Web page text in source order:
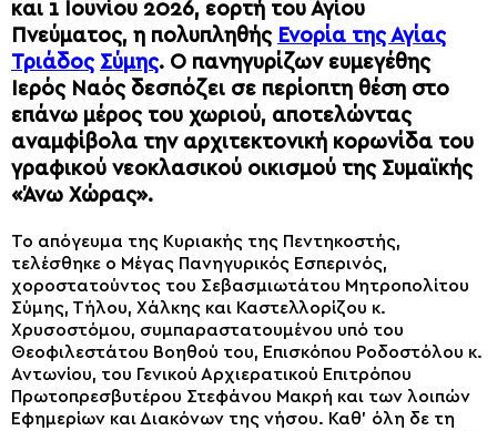
και 1 Ιουνίου 2026, εορτή του Αγίου
Πνεύματος, η πολυπληθής Ενορία της Αγίας
Τριάδος Σύμης. Ο πανηγυρίζων ευμεγέθης
Ιερός Ναός δεσπόζει σε περίοπτη θέση στο
επάνω μέρος του χωριού, αποτελώντας
αναμφίβολα την αρχιτεκτονική κορωνίδα του
γραφικού νεοκλασικού οικισμού της Συμαϊκής
«Άνω Χώρας».
Το απόγευμα της Κυριακής της Πεντηκοστής,
τελέσθηκε ο Μέγας Πανηγυρικός Εσπερινός,
χοροστατούντος του Σεβασμιωτάτου Μητροπολίτου
Σύμης, Τήλου, Χάλκης και Καστελλορίζου κ.
Χρυσοστόμου, συμπαραστατουμένου υπό του
Θεοφιλεστάτου Βοηθού του, Επισκόπου Ροδοστόλου κ.
Αντωνίου, του Γενικού Αρχιερατικού Επιτρόπου
Πρωτοπρεσβυτέρου Στεφάνου Μακρή και των λοιπών
Εφημερίων και Διακόνων της νήσου. Καθ’ όλη δε τη